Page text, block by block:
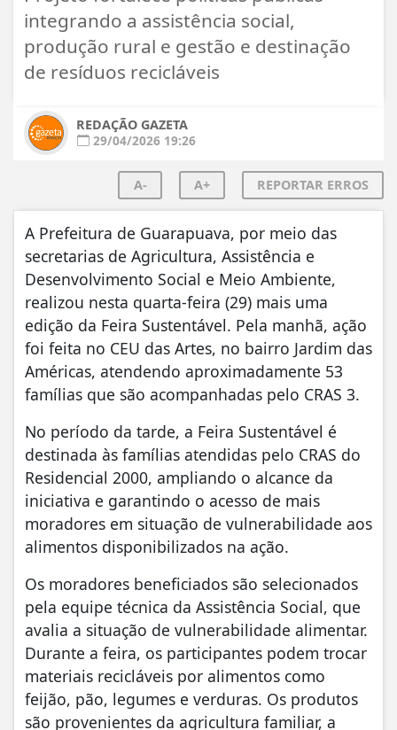
integrando a assistência social,
produção rural e gestão e destinação
de resíduos recicláveis
REDAÇÃO GAZETA
29/04/2026 19:26
A- A+ REPORTAR ERROS
A Prefeitura de Guarapuava, por meio das
secretarias de Agricultura, Assistência e
Desenvolvimento Social e Meio Ambiente,
realizou nesta quarta-feira (29) mais uma
edição da Feira Sustentável. Pela manhã, ação
foi feita no CEU das Artes, no bairro Jardim das
Américas, atendendo aproximadamente 53
famílias que são acompanhadas pelo CRAS 3.
No período da tarde, a Feira Sustentável é
destinada às famílias atendidas pelo CRAS do
Residencial 2000, ampliando o alcance da
iniciativa e garantindo o acesso de mais
moradores em situação de vulnerabilidade aos
alimentos disponibilizados na ação.
Os moradores beneficiados são selecionados
pela equipe técnica da Assistência Social, que
avalia a situação de vulnerabilidade alimentar.
Durante a feira, os participantes podem trocar
materiais recicláveis por alimentos como
feijão, pão, legumes e verduras. Os produtos
são provenientes da agricultura familiar, a